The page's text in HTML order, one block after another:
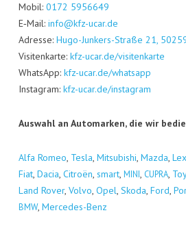
Mobil: 0172 5956649
E‑Mail: info@kfz-ucar.de
Adres­se: Hugo-Jun­kers-Stra­ße 21,
Visi­ten­kar­te: kfz-ucar.de/visitenkarte
Whats­App: kfz-ucar.de/whatsapp
Insta­gram: kfz-ucar.de/instagram
Aus­wahl an Auto­mar­ken, die wir
Alfa Romeo, Tes­la, Mitsu­bi­shi, Maz­da,
Fiat, Dacia, Citro­ën, smart, MINI, CUPRA,
Land Rover, Vol­vo, Opel, Sko­da, Ford,
BMW, Mer­ce­des-Benz